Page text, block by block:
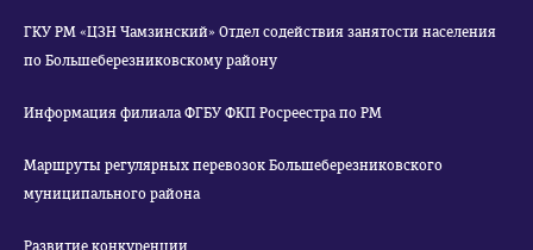
ГКУ РМ «ЦЗН Чамзинский» Отдел содействия занятости населения
по Большеберезниковскому району
Информация филиала ФГБУ ФКП Росреестра по РМ
Маршруты регулярных перевозок Большеберезниковского
муниципального района
Развитие конкуренции